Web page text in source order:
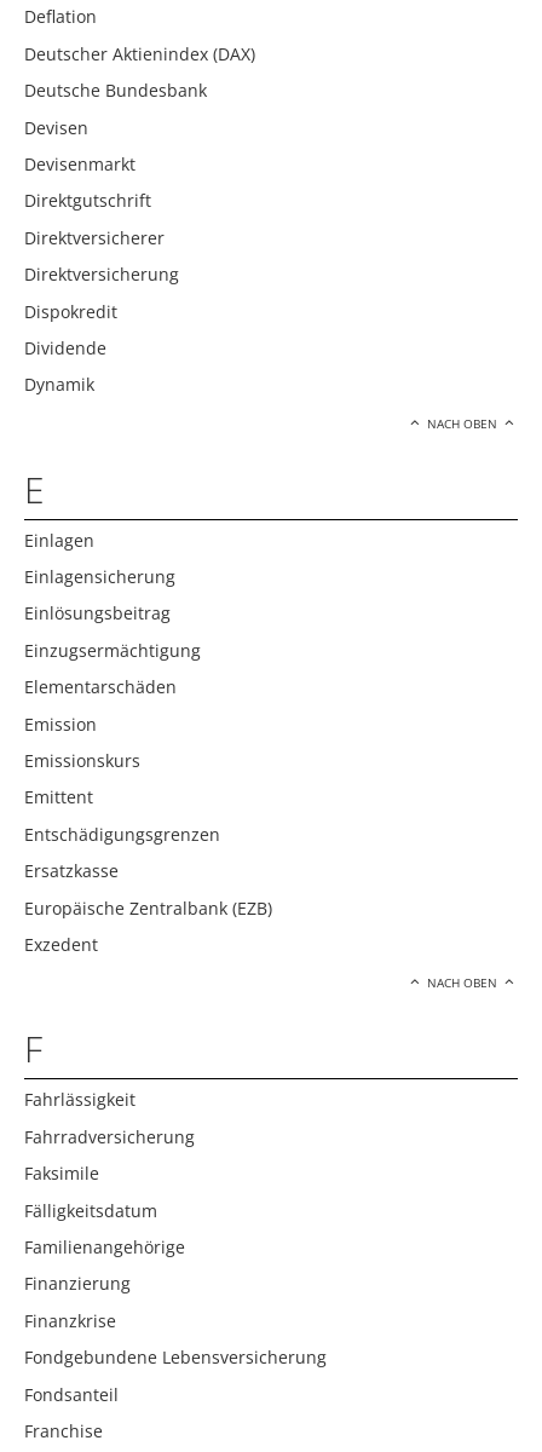
Deflation
Deutscher Aktienindex (DAX)
Deutsche Bundesbank
Devisen
Devisenmarkt
Direktgutschrift
Direktversicherer
Direktversicherung
Dispokredit
Dividende
Dynamik
NACH OBEN
E
Einlagen
Einlagensicherung
Einlösungsbeitrag
Einzugsermächtigung
Elementarschäden
Emission
Emissionskurs
Emittent
Entschädigungsgrenzen
Ersatzkasse
Europäische Zentralbank (EZB)
Exzedent
NACH OBEN
F
Fahrlässigkeit
Fahrradversicherung
Faksimile
Fälligkeitsdatum
Familienangehörige
Finanzierung
Finanzkrise
Fondgebundene Lebensversicherung
Fondsanteil
Franchise